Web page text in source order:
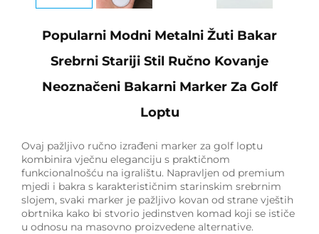
Popularni Modni Metalni Žuti Bakar
Srebrni Stariji Stil Ručno Kovanje
Neoznačeni Bakarni Marker Za Golf
Loptu
Ovaj pažljivo ručno izrađeni marker za golf loptu
kombinira vječnu eleganciju s praktičnom
funkcionalnošću na igralištu. Napravljen od premium
mjedi i bakra s karakterističnim starinskim srebrnim
slojem, svaki marker je pažljivo kovan od strane vještih
obrtnika kako bi stvorio jedinstven komad koji se ističe
u odnosu na masovno proizvedene alternative.